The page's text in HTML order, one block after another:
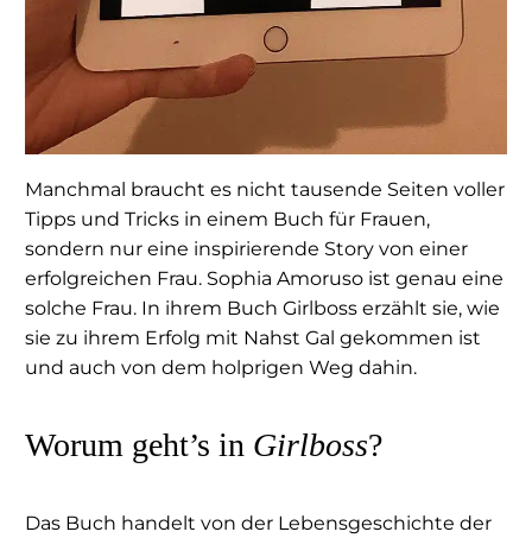
Manchmal braucht es nicht tausende Seiten voller
Tipps und Tricks in einem Buch für Frauen,
sondern nur eine inspirierende Story von einer
erfolgreichen Frau. Sophia Amoruso ist genau eine
solche Frau. In ihrem Buch Girlboss erzählt sie, wie
sie zu ihrem Erfolg mit Nahst Gal gekommen ist
und auch von dem holprigen Weg dahin.
Worum geht’s in Girlboss?
Das Buch handelt von der Lebensgeschichte der